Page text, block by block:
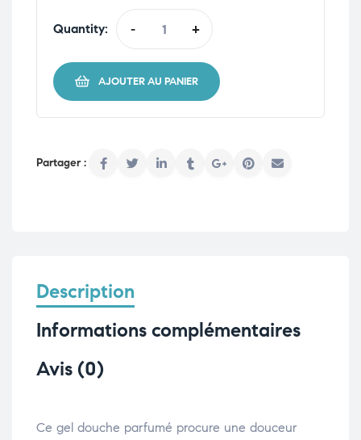
Quantity: - +
AJOUTER AU PANIER
Description
Informations complémentaires
Avis (0)
Ce gel douche parfumé procure une douceur